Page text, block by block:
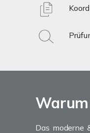
Das moderne